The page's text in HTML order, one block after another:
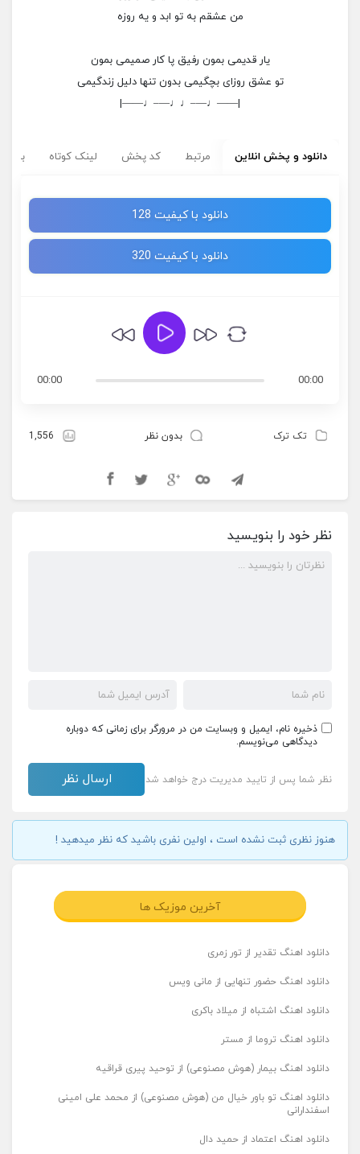
من عشقم به تو ابد و یه روزه
یار قدیمی بمون رفیق پا کار صمیمی بمون
تو عشق روزای بچگیمی بدون تنها دلیل زندگیمی
|——♩—–♩♩—–♩——|
دانلود و پخش انلاین مرتبط کد پخش لینک کوتاه
دانلود با کیفیت 128
دانلود با کیفیت 320
00:00
00:00
تک ترک بدون نظر 1,556
نظر خود را بنویسید
ذخیره نام، ایمیل و وبسایت من در مرورگر برای زمانی که دوباره
دیدگاهی می‌نویسم.
نظر شما پس از تایید مدیریت درج خواهد شد
هنوز نظری ثبت نشده است ، اولین نفری باشید که نظر میدهید !
آخرین موزیک ها
دانلود اهنگ تقدیر از تور زمری
دانلود اهنگ حضور تنهایی از مانی ویس
دانلود اهنگ اشتباه از میلاد باکری
دانلود اهنگ تروما از مستر
دانلود اهنگ بیمار (هوش مصنوعی) از توحید پیری قراقیه
دانلود اهنگ تو باور خیال من (هوش مصنوعی) از محمد علی امینی
اسفندارانی
دانلود اهنگ اعتماد از حمید دال